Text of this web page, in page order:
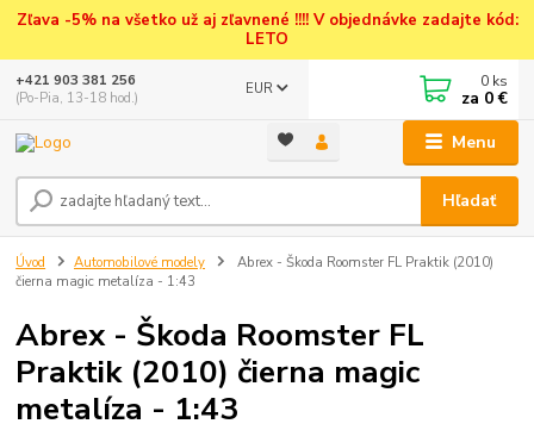
Zľava -5% na všetko už aj zľavnené !!!! V objednávke zadajte kód:
LETO
Menu
EUR
Hľadať
+421 903 381 256
(Po-Pia, 13-18 hod.)
0 ks
za 0 €
Úvod Automobilové modely
Abrex - Škoda Roomster FL Praktik (2010)
čierna magic metalíza - 1:43
Abrex - Škoda Roomster FL
Praktik (2010) čierna magic
metalíza - 1:43